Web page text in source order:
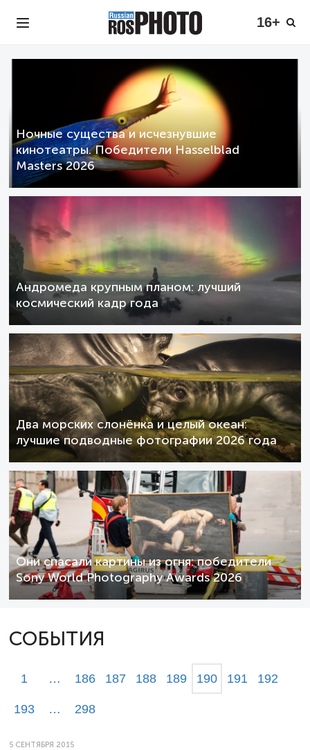
16+
Ночные существа и исчезнувшие
кинотеатры. Победители Hasselblad
Masters 2026
Андромеда крупным планом: лучший
космический кадр года
Два морских слонёнка и целый океан:
лучшие подводные фотографии 2026 года
Они спасали картины из огня: победители
Sony World Photography Awards 2026
СОБЫТИЯ
1 … 186 187 188 189 190 191 192
193 … 298
5 СЕНТЯБРЯ 2015